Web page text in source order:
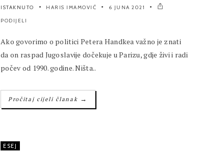
ISTAKNUTO HARIS IMAMOVIĆ
6 JUNA 2021
PODIJELI
Ako govorimo o politici Petera Handkea važno je znati
da on raspad Jugoslavije dočekuje u Parizu, gdje živi i radi
počev od 1990. godine. Ništa..
Pročitaj cijeli članak →
ESEJ